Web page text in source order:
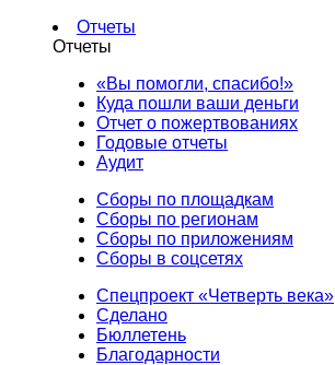
Отчеты
Отчеты
«Вы помогли, спасибо!»
Куда пошли ваши деньги
Отчет о пожертвованиях
Годовые отчеты
Аудит
Сборы по площадкам
Сборы по регионам
Сборы по приложениям
Сборы в соцсетях
Спецпроект «Четверть века»
Сделано
Бюллетень
Благодарности